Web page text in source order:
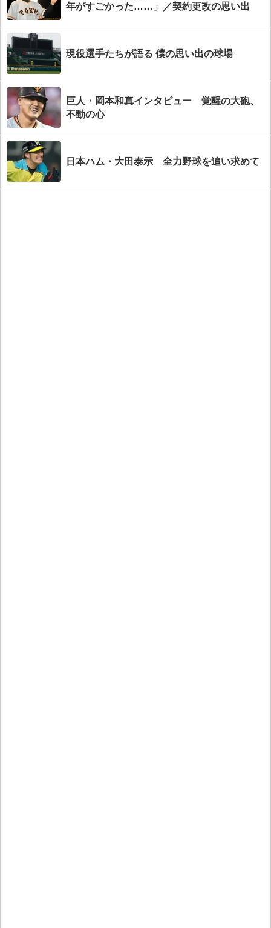
年がすごかった……」／契約更改の思い出
現役選手たちが語る 僕の思い出の球場
巨人・岡本和真インタビュー 覚醒の大砲、
不動の心
日本ハム・大田泰示 全力野球を追い求めて